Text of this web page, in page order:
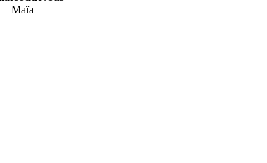
Maïa